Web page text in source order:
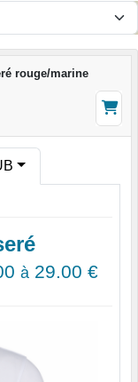
rouge/marine
à 29.00 €